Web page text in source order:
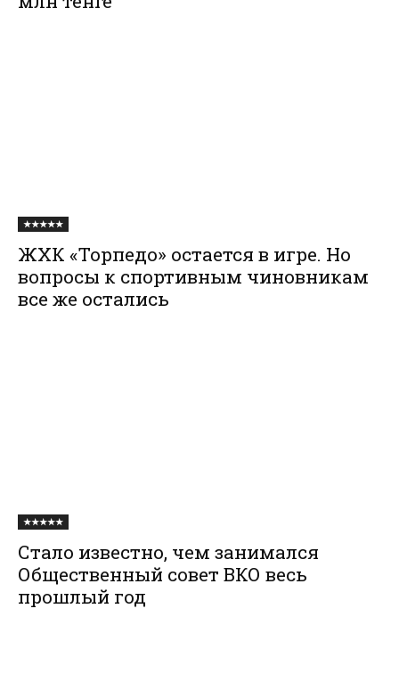
★★★★★
ЖХК «Торпедо» остается в игре. Но
вопросы к спортивным чиновникам
все же остались
★★★★★
Стало известно, чем занимался
Общественный совет ВКО весь
прошлый год